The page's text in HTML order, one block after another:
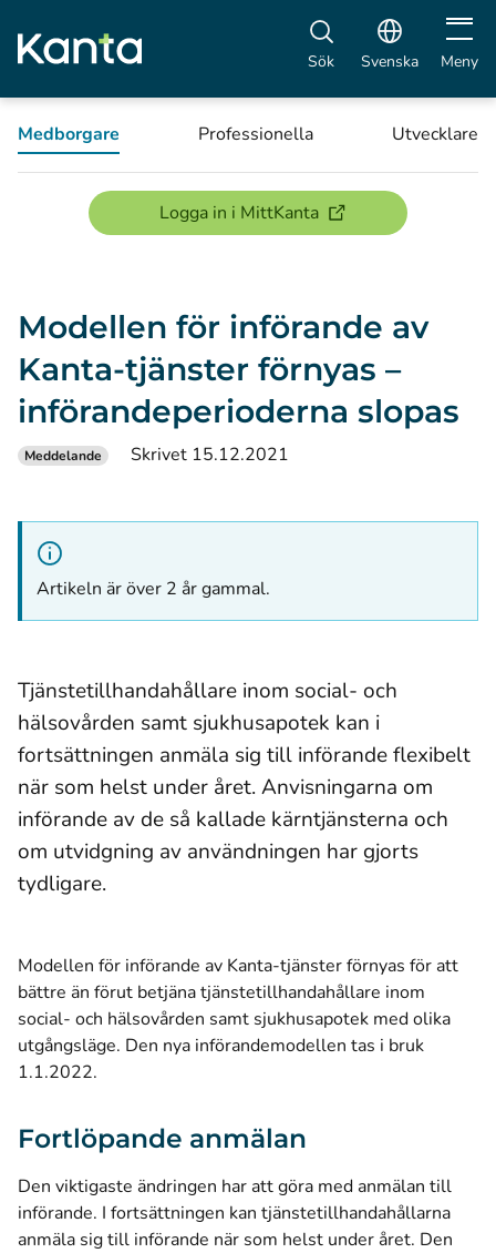
Sök Svenska Öppna
Meny
Medborgare Professionella Utvecklare
Logga in i MittKanta(öppnas i ett nytt
Modellen för införande av
Kanta-tjänster förnyas –
införandeperioderna slopas
Meddelande Skrivet 15.12.2021
Artikeln är över 2 år gammal.
Tjänstetillhandahållare inom social- och
hälsovården samt sjukhusapotek kan i
fortsättningen anmäla sig till införande flexibelt
när som helst under året. Anvisningarna om
införande av de så kallade kärntjänsterna och
om utvidgning av användningen har gjorts
tydligare.
Modellen för införande av Kanta-tjänster förnyas för att
bättre än förut betjäna tjänstetillhandahållare inom
social- och hälsovården samt sjukhusapotek med olika
utgångsläge. Den nya införandemodellen tas i bruk
1.1.2022.
Fortlöpande anmälan
Den viktigaste ändringen har att göra med anmälan till
införande. I fortsättningen kan tjänstetillhandahållarna
anmäla sig till införande när som helst under året. Den